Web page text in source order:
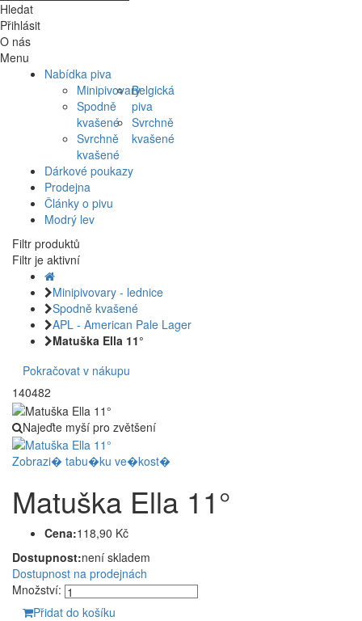
Hledat
Přihlásit
O nás
Menu
Nabídka piva
Minipivovary
Spodně
kvašené
Svrchně
kvašené
Belgická
piva
Svrchně
kvašené
Dárkové poukazy
Prodejna
Články o pivu
Modrý lev
Filtr produktů
Filtr je aktivní
Minipivovary - lednice
Spodně kvašené
APL - American Pale Lager
Matuška Ella 11°
Pokračovat v nákupu
140482
Najeďte myší pro zvětšení
Zobrazi� tabu�ku ve�kost�
Matuška Ella 11°
Cena:118,90 Kč
Dostupnost:není skladem
Dostupnost na prodejnách
Množství:
Přidat do košíku